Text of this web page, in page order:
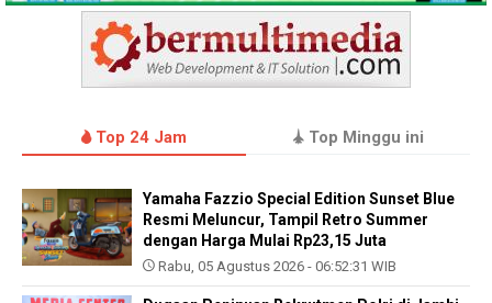
Top 24 Jam Top Minggu ini
Yamaha Fazzio Special Edition Sunset Blue
Resmi Meluncur, Tampil Retro Summer
dengan Harga Mulai Rp23,15 Juta
Rabu, 05 Agustus 2026 - 06:52:31 WIB